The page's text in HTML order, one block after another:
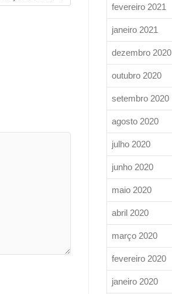
fevereiro 2021
janeiro 2021
dezembro 2020
outubro 2020
setembro 2020
agosto 2020
julho 2020
junho 2020
maio 2020
abril 2020
março 2020
fevereiro 2020
janeiro 2020